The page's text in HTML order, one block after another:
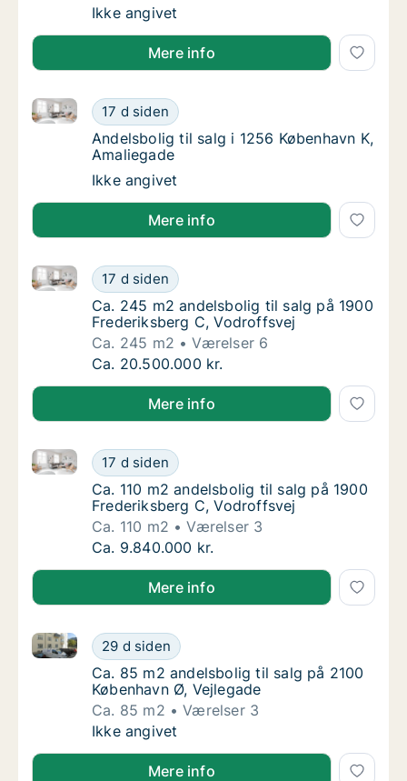
Ca. 110 m2 andelsbolig til salg på 1900
Ikke angivet
Mere info
Andelsbolig til salg i 1256 København K,
17 d siden
Andelsbolig til salg i 1256 København K, Amaliegade
Andelsbolig til salg i 1256 København K,
Andelsbolig til salg i 1256 København K,
Amaliegade
Andelsbolig til salg i 1256 København K,
Ikke angivet
Mere info
Ca. 245 m2 andelsbolig til salg på 1900
17 d siden
Ca. 245 m2 andelsbolig til salg på 1900
Ca. 245 m2 andelsbolig til salg på 1900
Ca. 245 m2 andelsbolig til salg på 1900
Frederiksberg C, Vodroffsvej
Ca. 245 m2
Værelser 6
Ca. 245 m2 andelsbolig til salg på 1900
Ca. 20.500.000 kr.
Mere info
Ca. 110 m2 andelsbolig til salg på 1900
17 d siden
Ca. 110 m2 andelsbolig til salg på 1900
Ca. 110 m2 andelsbolig til salg på 1900
Ca. 110 m2 andelsbolig til salg på 1900
Frederiksberg C, Vodroffsvej
Ca. 110 m2
Værelser 3
Ca. 110 m2 andelsbolig til salg på 1900
Ca. 9.840.000 kr.
Mere info
Ca. 85 m2 andelsbolig til salg på 2100
29 d siden
Ca. 85 m2 andelsbolig til salg på 2100 København
Ca. 85 m2 andelsbolig til salg på 2100
Ca. 85 m2 andelsbolig til salg på 2100
København Ø, Vejlegade
Ca. 85 m2
Værelser 3
Ca. 85 m2 andelsbolig til salg på 2100
Ikke angivet
Mere info